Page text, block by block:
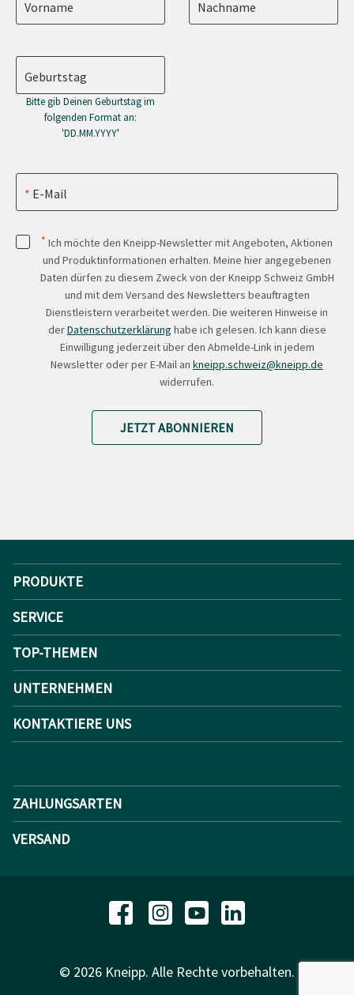
Vorname Nachname
Geburtstag
Bitte gib Deinen Geburtstag im
folgenden Format an:
'DD.MM.YYYY'
E-Mail
* Ich möchte den Kneipp-Newsletter mit Angeboten, Aktionen
und Produktinformationen erhalten. Meine hier angegebenen
Daten dürfen zu diesem Zweck von der Kneipp Schweiz GmbH
und mit dem Versand des Newsletters beauftragten
Dienstleistern verarbeitet werden. Die weiteren Hinweise in
derDatenschutzerklärung habe ich gelesen. Ich kann diese
Einwilligung jederzeit über den Abmelde-Link in jedem
Newsletter oder per E-Mail an kneipp.schweiz@kneipp.de
widerrufen.
JETZT ABONNIEREN
PRODUKTE
SERVICE
TOP-THEMEN
UNTERNEHMEN
KONTAKTIERE UNS
ZAHLUNGSARTEN
VERSAND
© 2026 Kneipp. Alle Rechte vorbehalten.